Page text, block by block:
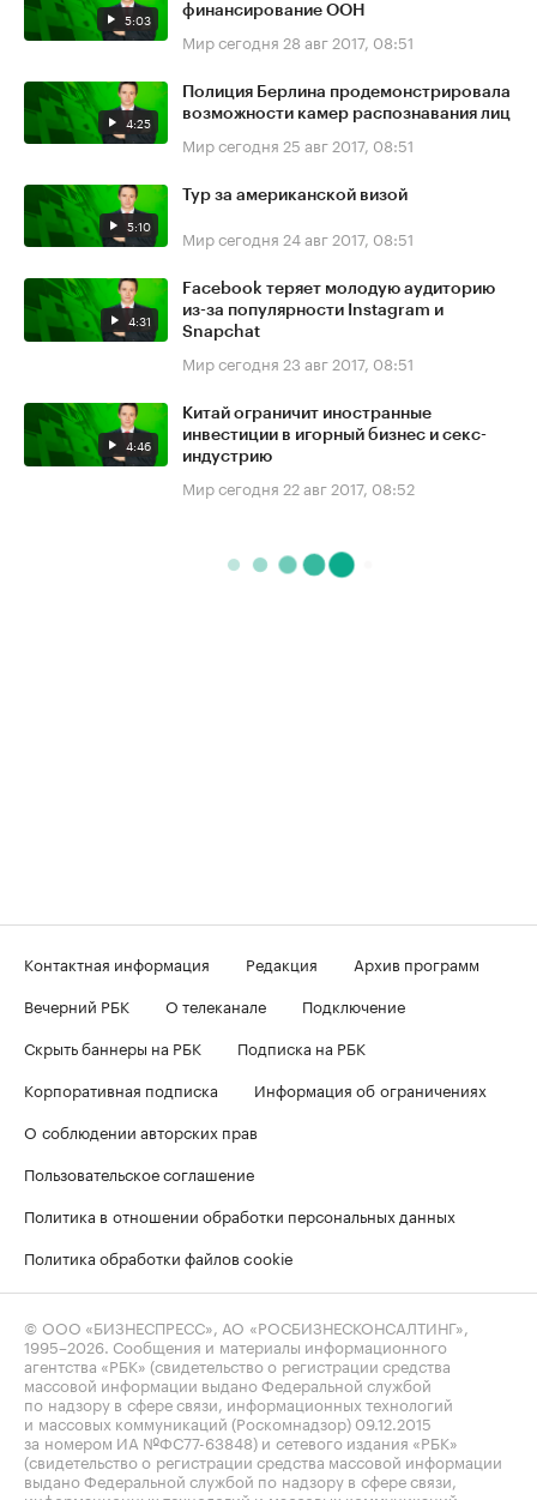
5:03
финансирование ООН
Мир сегодня 28 авг 2017, 08:51
4:25
Полиция Берлина продемонстрировала
возможности камер распознавания лиц
Мир сегодня 25 авг 2017, 08:51
5:10
Тур за американской визой
Мир сегодня 24 авг 2017, 08:51
4:31
Facebook теряет молодую аудиторию
из-за популярности Instagram и
Snapchat
Мир сегодня 23 авг 2017, 08:51
4:46
Китай ограничит иностранные
инвестиции в игорный бизнес и секс-
индустрию
Мир сегодня 22 авг 2017, 08:52
Контактная информация Редакция
Архив программ
Вечерний РБК
О телеканале
Подключение
Скрыть баннеры на РБК
Подписка на РБК
Корпоративная подписка
Информация об ограничениях
О соблюдении авторских прав
Пользовательское соглашение
Политика в отношении обработки персональных данных
Политика обработки файлов cookie
© ООО «БИЗНЕСПРЕСС», АО «РОСБИЗНЕСКОНСАЛТИНГ»,
1995–2026. Сообщения и материалы информационного
агентства «РБК» (свидетельство о регистрации средства
массовой информации выдано Федеральной службой
по надзору в сфере связи, информационных технологий
и массовых коммуникаций (Роскомнадзор) 09.12.2015
за номером ИА №ФС77-63848) и сетевого издания «РБК»
(свидетельство о регистрации средства массовой информации
выдано Федеральной службой по надзору в сфере связи,